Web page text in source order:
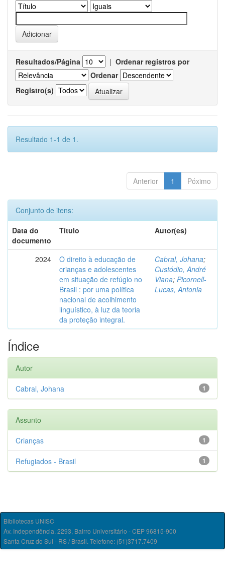
Resultados/Página | Ordenar registros por
Ordenar
Registro(s)
Resultado 1-1 de 1.
Anterior 1 Póximo
Conjunto de itens:
Data do
documento
Título Autor(es)
2024
O direito à educação de
crianças e adolescentes
em situação de refúgio no
Brasil : por uma política
nacional de acolhimento
linguístico, à luz da teoria
da proteção integral.
Cabral, Johana;
Custódio, André
Viana; Picornell-
Lucas, Antonia
Índice
Autor
1
Cabral, Johana
Assunto
1
Crianças
1
Refugiados - Brasil
Bibliotecas UNISC
Av. Independência, 2293, Bairro Universitário - CEP 96815-900
Santa Cruz do Sul - RS / Brasil. Telefone: (51)3717.7409